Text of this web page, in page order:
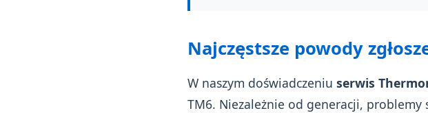
Najczęstsze powody
W naszym doświadczeniu serwis
TM6. Niezależnie od generacji,